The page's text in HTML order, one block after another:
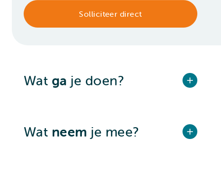
Solliciteer direct
Wat ga je doen?
Wat neem je mee?